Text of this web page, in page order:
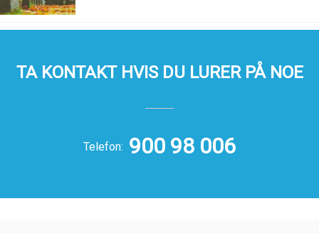
TA KONTAKT HVIS DU LURER PÅ NOE
Telefon: 900 98 006